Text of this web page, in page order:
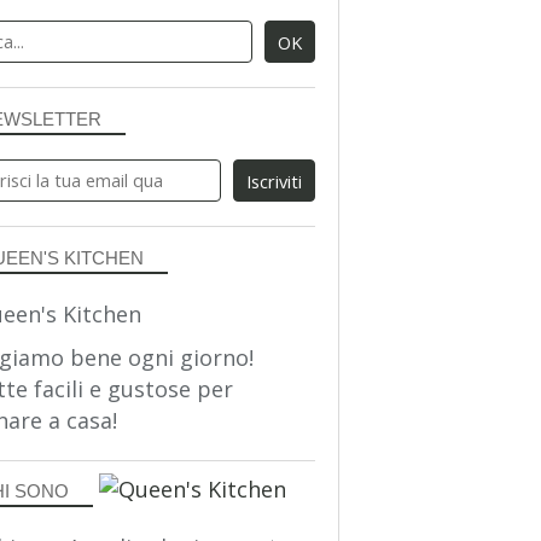
KITCHEN
bene ogni giorno!
facili e gustose per
a casa!
SONO